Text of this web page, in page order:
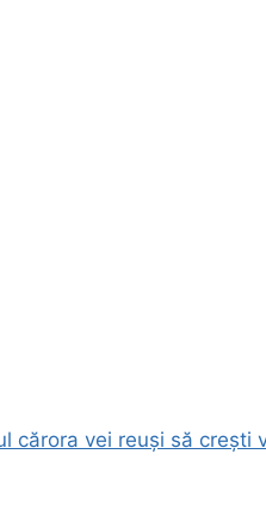
cărora vei reuși să crești